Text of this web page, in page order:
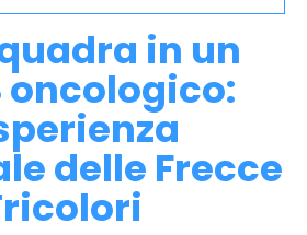
in un
oncologico:
delle Frecce